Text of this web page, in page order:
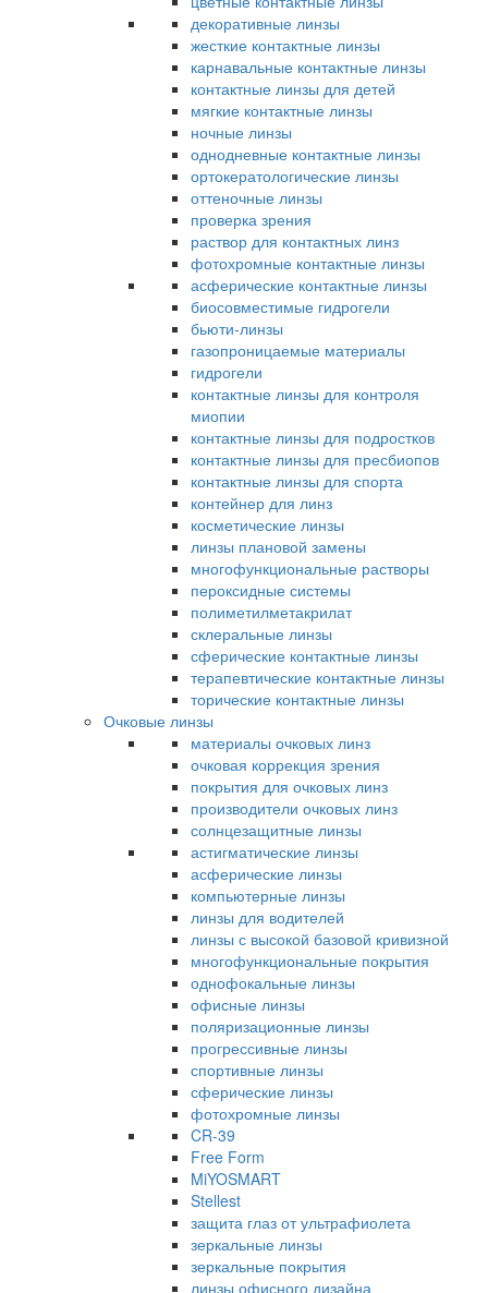
декоративные линзы
жесткие контактные линзы
карнавальные контактные линзы
контактные линзы для детей
мягкие контактные линзы
ночные линзы
однодневные контактные линзы
ортокератологические линзы
оттеночные линзы
проверка зрения
раствор для контактных линз
фотохромные контактные линзы
асферические контактные линзы
биосовместимые гидрогели
бьюти-линзы
газопроницаемые материалы
гидрогели
контактные линзы для контроля
миопии
контактные линзы для подростков
контактные линзы для пресбиопов
контактные линзы для спорта
контейнер для линз
косметические линзы
линзы плановой замены
многофункциональные растворы
пероксидные системы
полиметилметакрилат
склеральные линзы
сферические контактные линзы
терапевтические контактные линзы
торические контактные линзы
Очковые линзы
материалы очковых линз
очковая коррекция зрения
покрытия для очковых линз
производители очковых линз
солнцезащитные линзы
астигматические линзы
асферические линзы
компьютерные линзы
линзы для водителей
линзы с высокой базовой кривизной
многофункциональные покрытия
однофокальные линзы
офисные линзы
поляризационные линзы
прогрессивные линзы
спортивные линзы
сферические линзы
фотохромные линзы
CR-39
Free Form
MiYOSMART
Stellest
защита глаз от ультрафиолета
зеркальные линзы
зеркальные покрытия
линзы офисного дизайна